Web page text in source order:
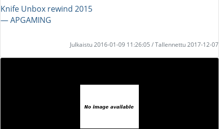
Knife Unbox rewind 2015
― APGAMING
Julkaistu 2016-01-09 11:26:05 / Tallennettu 2017-12-07